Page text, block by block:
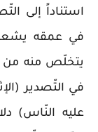
استناداً إلى
في عمقه يشعر
يتخلّص منه من
في التّصدير
عليه النّاس)